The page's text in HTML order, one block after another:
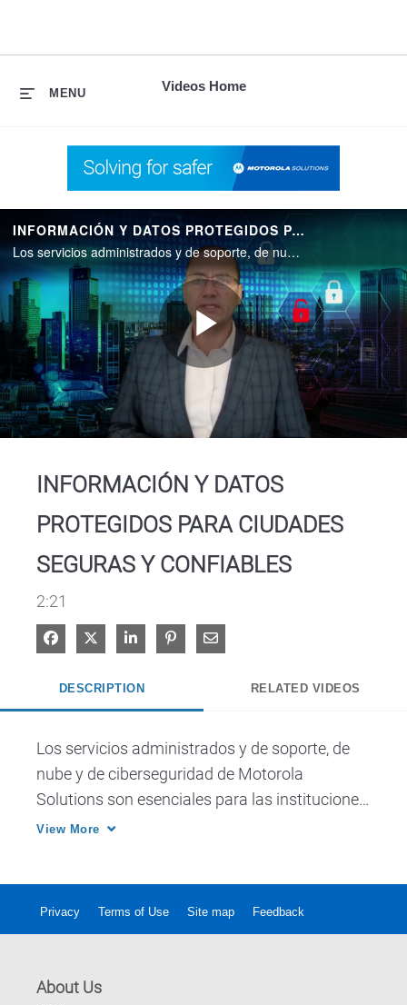
Videos Home
MENU
INFORMACIÓN Y DATOS PROTEGIDOS PARA CIUDADES SEGURAS Y CONFIABLES
Los servicios administrados y de soporte, de nube y de ciberseguridad de Motorola Solutions son esenciales para las instituciones que buscan opciones para acceder e implementar tecnología con innovación.
Play
INFORMACIÓN Y DATOS
PROTEGIDOS PARA CIUDADES
SEGURAS Y CONFIABLES
2:21
Share on Facebook
Share on XShare on LinkedIn
Pin on Pinterest
Share via Email
DESCRIPTION RELATED VIDEOS
Los servicios administrados y de soporte, de
nube y de ciberseguridad de Motorola
Solutions son esenciales para las instituciones
que buscan opciones para acceder e
View More
Privacy Terms of Use Site map Feedback
About Us